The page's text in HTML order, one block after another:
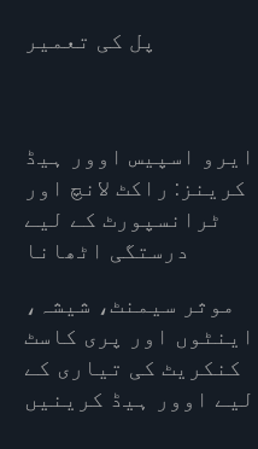
پل کی تعمیر
ایرو اسپیس اوور ہیڈ
کرینز: راکٹ لانچ اور
ٹرانسپورٹ کے لیے
درستگی اٹھانا
موثر سیمنٹ، شیشہ،
اینٹوں اور پری کاسٹ
کنکریٹ کی تیاری کے
لیے اوور ہیڈ کرینیں